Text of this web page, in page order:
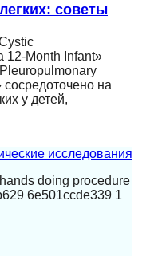
советы
12-Month Infant»
на
у детей,
исследования